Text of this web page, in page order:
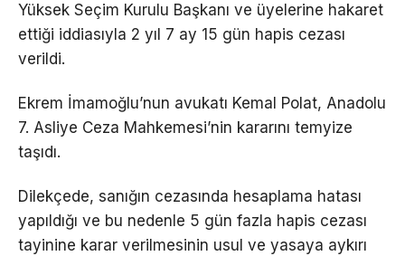
Yüksek Seçim Kurulu Başkanı ve üyelerine hakaret
ettiği iddiasıyla 2 yıl 7 ay 15 gün hapis cezası
verildi.
Ekrem İmamoğlu’nun avukatı Kemal Polat, Anadolu
7. Asliye Ceza Mahkemesi’nin kararını temyize
taşıdı.
Dilekçede, sanığın cezasında hesaplama hatası
yapıldığı ve bu nedenle 5 gün fazla hapis cezası
tayinine karar verilmesinin usul ve yasaya aykırı